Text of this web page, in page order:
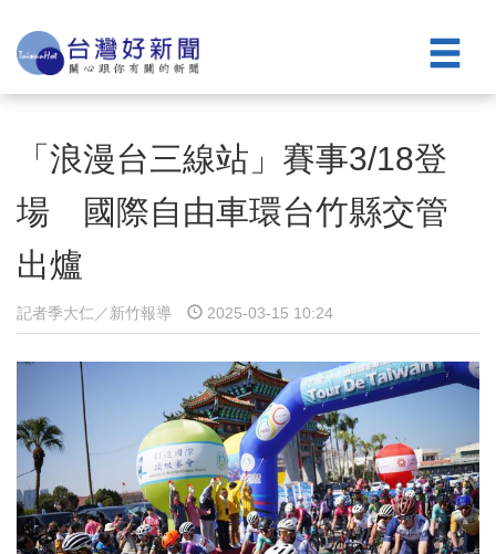
「浪漫台三線站」賽事3/18登
場 國際自由車環台竹縣交管
出爐
記者季大仁／新竹報導 2025-03-15 10:24